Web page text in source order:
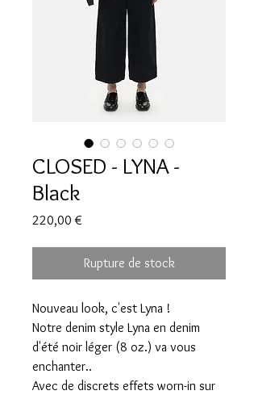
CLOSED - LYNA -
Black
220,00 €
Rupture de stock
Nouveau look, c'est Lyna !
Notre denim style Lyna en denim
d'été noir léger (8 oz.) va vous
enchanter..
Avec de discrets effets worn-in sur